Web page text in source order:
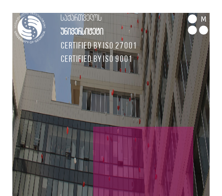
საქართველოს
უნივერსიტეტი
Certified by ISO 27001
Certified by ISO 9001
M